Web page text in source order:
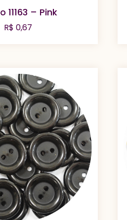
11163 – Pink
R$ 0,67